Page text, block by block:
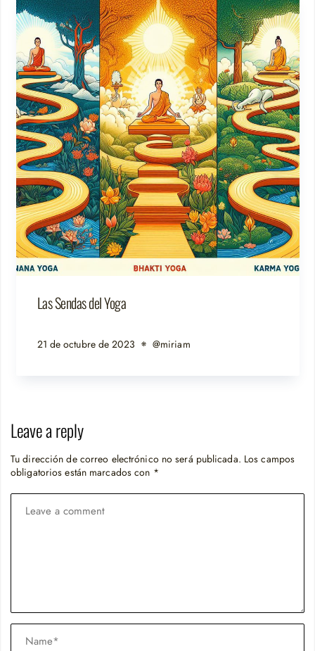
Las Sendas del Yoga
21 de octubre de 2023 @miriam
Leave a reply
Tu dirección de correo electrónico no será publicada. Los campos
obligatorios están marcados con *